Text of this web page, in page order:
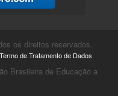
os direitos reservados.
Termo de Tratamento de Dados
Brasileira de Educação a